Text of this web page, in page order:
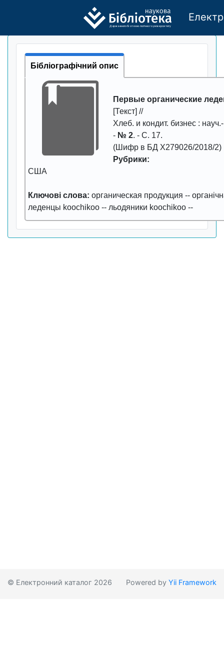
Державного бі отехно логічно го універси тету
Бібліографічний опис
Первые органические
[Текст] //
Хлеб. и кондит. бизнес :
- № 2. - С. 17.
(Шифр в БД Х279026/2018/2)
Рубрики:
США
Ключові слова: органическая продукция --
леденцы koochikoo -- льодяники koochikoo --
© Електронний каталог 2026 Powered by Yii Framework